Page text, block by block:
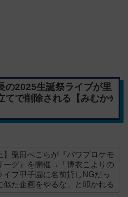
の2025生誕祭ライブが里
てで削除される【みむかｩ
】兎田ぺこらが『パワプロケモ
ーグ』を開催→「博衣こよりの
イブ甲子園に名前貸しNGだっ
似た企画をやるな」と叩かれる